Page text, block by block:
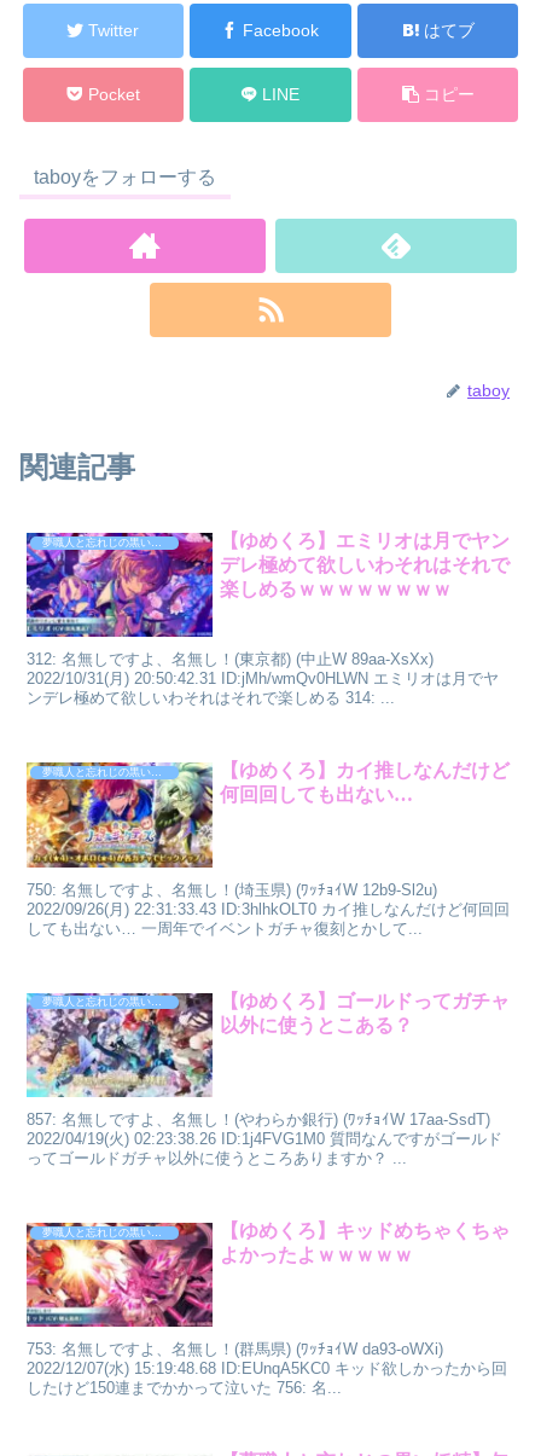
Twitter Facebook はてブ
Pocket LINE コピー
taboyをフォローする
taboy
関連記事
夢職人と忘れじの黒い妖精
【ゆめくろ】エミリオは月でヤン
デレ極めて欲しいわそれはそれで
楽しめるｗｗｗｗｗｗｗｗ
312: 名無しですよ、名無し！(東京都) (中止W 89aa-XsXx)
2022/10/31(月) 20:50:42.31 ID:jMh/wmQv0HLWN エミリオは月でヤ
ンデレ極めて欲しいわそれはそれで楽しめる 314: ...
夢職人と忘れじの黒い妖精
【ゆめくろ】カイ推しなんだけど
何回回しても出ない…
750: 名無しですよ、名無し！(埼玉県) (ﾜｯﾁｮｲW 12b9-Sl2u)
2022/09/26(月) 22:31:33.43 ID:3hlhkOLT0 カイ推しなんだけど何回回
しても出ない… 一周年でイベントガチャ復刻とかして...
夢職人と忘れじの黒い妖精
【ゆめくろ】ゴールドってガチャ
以外に使うとこある？
857: 名無しですよ、名無し！(やわらか銀行) (ﾜｯﾁｮｲW 17aa-SsdT)
2022/04/19(火) 02:23:38.26 ID:1j4FVG1M0 質問なんですがゴールド
ってゴールドガチャ以外に使うところありますか？ ...
夢職人と忘れじの黒い妖精
【ゆめくろ】キッドめちゃくちゃ
よかったよｗｗｗｗｗ
753: 名無しですよ、名無し！(群馬県) (ﾜｯﾁｮｲW da93-oWXi)
2022/12/07(水) 15:19:48.68 ID:EUnqA5KC0 キッド欲しかったから回
したけど150連までかかって泣いた 756: 名...